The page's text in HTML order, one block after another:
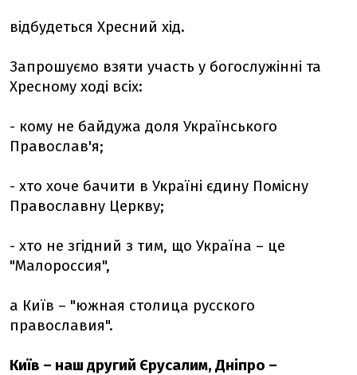
відбудеться Хресний хід.
Запрошуємо взяти участь у богослужінні та
Хресному ході всіх:
- кому не байдужа доля Українського
Православ'я;
- хто хоче бачити в Україні єдину Помісну
Православну Церкву;
- хто не згідний з тим, що Україна – це
"Малороссия",
а Київ – "южная столица русского
православия".
Київ – наш другий Єрусалим, Дніпро –